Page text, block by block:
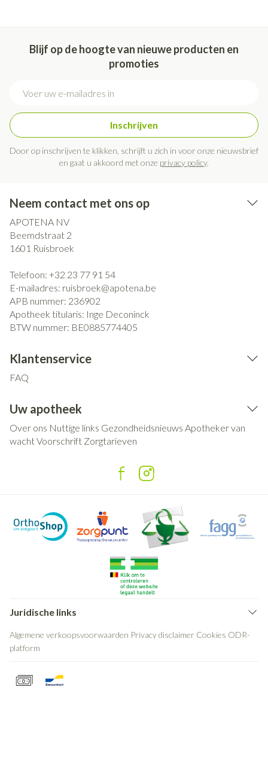
Blijf op de hoogte van nieuwe producten en
promoties
Inschrijven
Door op inschrijven te klikken, schrijft u zich in voor onze nieuwsbrief
en gaat u akkoord met onze privacy policy.
Neem contact met ons op
APOTENA NV
Beemdstraat 2
1601 Ruisbroek
Telefoon: +32 23 77 91 54
E-mailadres: ruisbroek@apotena.be
APB nummer: 236902
Apotheek titularis: Inge Deconinck
BTW nummer: BE0885774405
Klantenservice
FAQ
Uw apotheek
Over ons Nuttige links Gezondheidsnieuws Apotheker van
wachtVoorschrift Zorgtarieven
Juridische links
Algemene verkoopsvoorwaarden Privacy disclaimer Cookies ODR-
platform